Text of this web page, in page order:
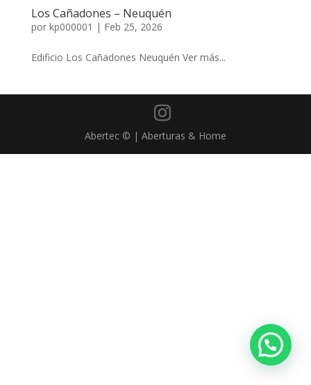
Los Cañadones – Neuquén
por kp000001 | Feb 25, 2026
Edificio Los Cañadones Neuquén Ver más...
Abertec © | Aberturas & Home